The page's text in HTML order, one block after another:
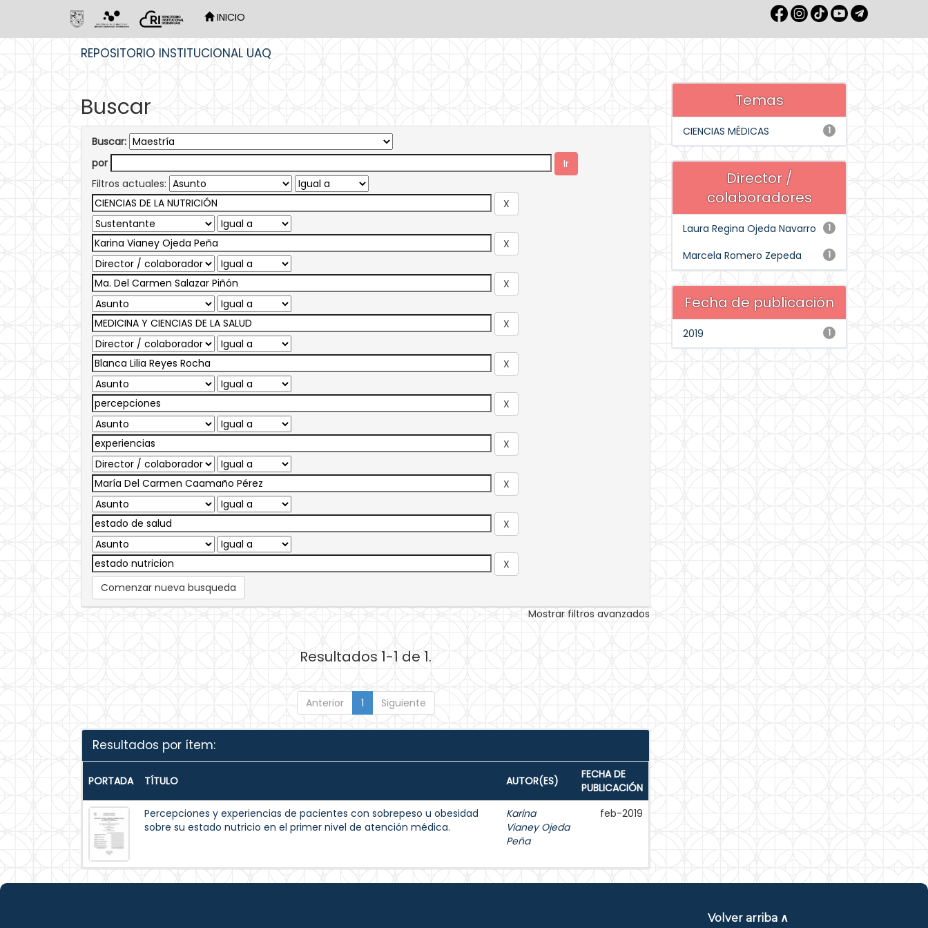
INICIO
REPOSITORIO INSTITUCIONAL UAQ
Buscar
Buscar:
por
Filtros actuales:
Comenzar nueva busqueda
Mostrar filtros avanzados
Resultados 1-1 de 1.
Anterior 1 Siguiente
Resultados por ítem:
PORTADA TÍTULO AUTOR(ES)
FECHA DE
PUBLICACIÓN
Percepciones y experiencias de pacientes con sobrepeso u obesidad
sobre su estado nutricio en el primer nivel de atención médica.
Karina
Vianey Ojeda
Peña
feb-2019
Temas
1
CIENCIAS MÉDICAS
Director /
colaboradores
1
Laura Regina Ojeda Navarro
1
Marcela Romero Zepeda
Fecha de publicación
1
2019
Volver arriba ∧